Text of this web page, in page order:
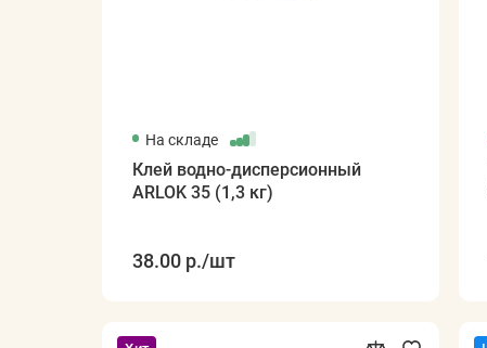
На складе
Клей водно-дисперсионный
ARLOK 35 (1,3 кг)
38.00 р./шт